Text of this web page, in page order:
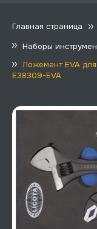
Главная страница
Наборы
Ложемент EVA
E38309-EVA